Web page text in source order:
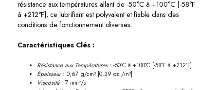
résistance aux températures allant de -50°C à +100°C [-58°F
à +212°F], ce lubrifiant est polyvalent et fiable dans des
conditions de fonctionnement diverses.
Caractéristiques Clés :
Résistance aux Températures: -50°C à +100°C [-58°F à +212°F]
Épaisseur: 0,67 g/cm³ [0,39 oz./in³]
Viscosité: 7 mm²/s